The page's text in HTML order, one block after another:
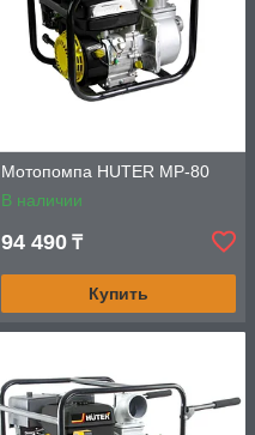
Мотопомпа HUTER MP-80
В наличии
94 490 ₸
Купить